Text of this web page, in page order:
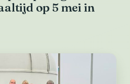
op 5 mei in